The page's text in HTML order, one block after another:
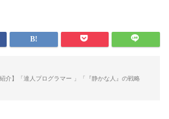
介】「達人プログラマー 」「『静かな人』の戦略